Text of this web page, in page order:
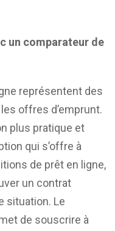
un comparateur de
représentent des
offres d’emprunt.
plus pratique et
qui s’offre à
de prêt en ligne,
un contrat
situation. Le
de souscrire à